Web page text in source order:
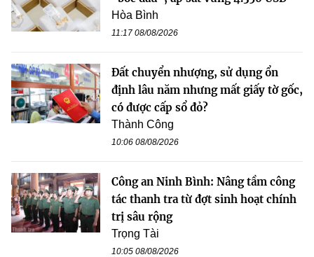
Hòa Bình
11:17 08/08/2026
Đất chuyển nhượng, sử dụng ổn
định lâu năm nhưng mất giấy tờ gốc,
có được cấp sổ đỏ?
Thành Công
10:06 08/08/2026
Công an Ninh Bình: Nâng tầm công
tác thanh tra từ đợt sinh hoạt chính
trị sâu rộng
Trọng Tài
10:05 08/08/2026